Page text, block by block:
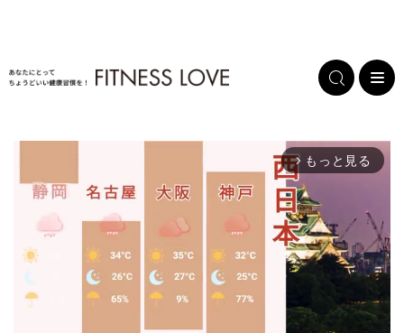
arrow_forward_ios もっと見る